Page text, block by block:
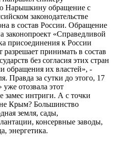
Нарышкину обращение с
законодательстве
в состав России. Обращение
законопроект «Справедливой
присоединения к России
принимать в состав
без согласия этих стран
обращения их властей», -
Правда за сутки до этого, 17
отозвала этот
замес интриги. А с точки
Крым? Большинство
земля, сады,
консервные заводы,
энергетика.